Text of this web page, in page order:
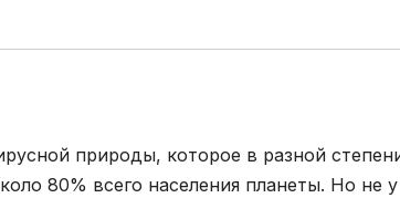
природы, которое в разной
80% всего населения планеты. Но не